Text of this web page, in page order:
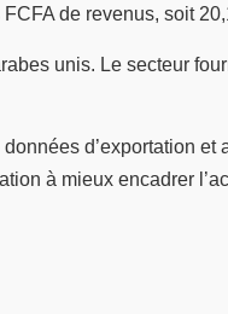
de revenus, soit
unis. Le secteur
d’exportation
à mieux encadrer